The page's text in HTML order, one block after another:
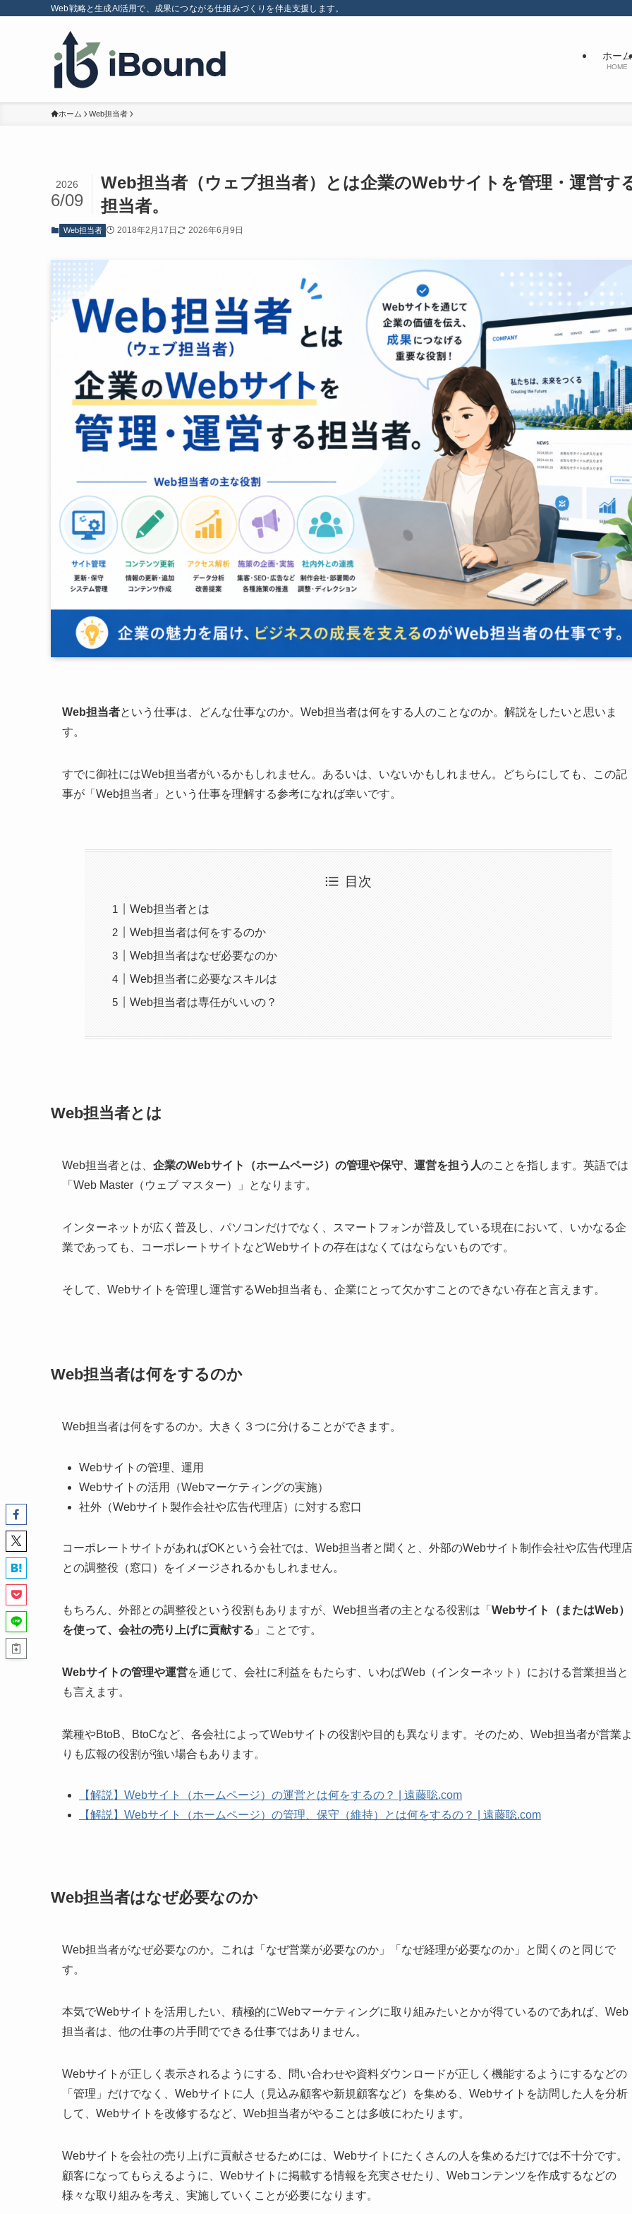
Web戦略と生成AI活用で、成果につながる仕組みづくりを伴走支援します。
ホーム
HOME
ホーム Web担当者
Web担当者（ウェブ担当者）とは企業のWebサイトを管理・運営す
担当者。
2026
6/09
Web担当者 2018年2月17日 2026年6月9日
Web担当者という仕事は、どんな仕事なのか。Web担当者は何をする人のことなのか。解説をしたいと思いま
す。
すでに御社にはWeb担当者がいるかもしれません。あるいは、いないかもしれません。どちらにしても、この記
事が「Web担当者」という仕事を理解する参考になれば幸いです。
目次
Web担当者とは
Web担当者は何をするのか
Web担当者はなぜ必要なのか
Web担当者に必要なスキルは
Web担当者は専任がいいの？
Web担当者とは
Web担当者とは、 企業のWebサイト（ホームページ）の管理や保守、運営を担う人のことを指します。英語では
「Web Master（ウェブ マスター）」となります。
インターネットが広く普及し、パソコンだけでなく、スマートフォンが普及している現在において、いかなる企
業であっても、コーポレートサイトなどWebサイトの存在はなくてはならないものです。
そして、Webサイトを管理し運営するWeb担当者も、企業にとって欠かすことのできない存在と言えます。
Web担当者は何をするのか
Web担当者は何をするのか。大きく３つに分けることができます。
Webサイトの管理、運用
Webサイトの活用（Webマーケティングの実施）
社外（Webサイト製作会社や広告代理店）に対する窓口
コーポレートサイトがあればOKという会社では、Web担当者と聞くと、外部のWebサイト制作会社や広告代理店
との調整役（窓口）をイメージされるかもしれません。
もちろん、外部との調整役という役割もありますが、Web担当者の主となる役割は「 Webサイト（またはWeb）
を使って、会社の売り上げに貢献する 」ことです。
Webサイトの管理や運営を通じて、会社に利益をもたらす、いわばWeb（インターネット）における営業担当と
も言えます。
業種やBtoB、BtoCなど、各会社によってWebサイトの役割や目的も異なります。そのため、Web担当者が営業よ
りも広報の役割が強い場合もあります。
【解説】Webサイト（ホームページ）の運営とは何をするの？ | 遠藤聡.com
【解説】Webサイト（ホームページ）の管理、保守（維持）とは何をするの？ | 遠藤聡.com
Web担当者はなぜ必要なのか
Web担当者がなぜ必要なのか。これは「なぜ営業が必要なのか」「なぜ経理が必要なのか」と聞くのと同じで
す。
本気でWebサイトを活用したい、積極的にWebマーケティングに取り組みたいとかが得ているのであれば、 Web
担当者は、他の仕事の片手間でできる仕事ではありません。
Webサイトが正しく表示されるようにする、問い合わせや資料ダウンロードが正しく機能するようにするなどの
「管理」だけでなく、 Webサイトに人（見込み顧客や新規顧客など）を集める、Webサイトを訪問した人を分析
して、Webサイトを改修するなど、Web担当者がやることは多岐にわたります。
Webサイトを会社の売り上げに貢献させるためには、Webサイトにたくさんの人を集めるだけでは不十分です。
顧客になってもらえるように、Webサイトに掲載する情報を充実させたり、Webコンテンツを作成するなどの
様々な取り組みを考え、実施していくことが必要になります。